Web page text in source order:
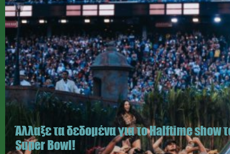
Άλλαξε τα δεδομένα για το Halftime show
Super Bowl!